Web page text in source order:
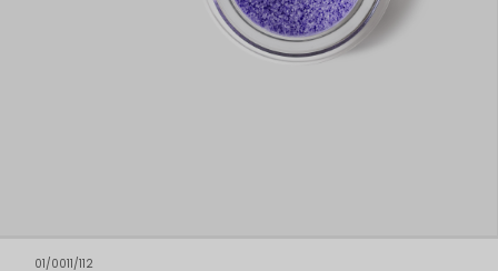
01/0011/112